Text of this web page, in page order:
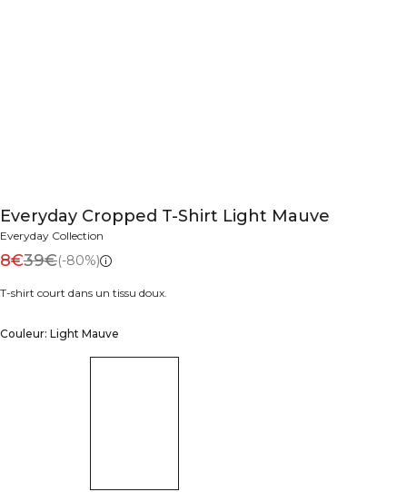
Everyday Cropped T-Shirt Light Mauve
Everyday Collection
8€39€(-80%)
T-shirt court dans un tissu doux.
Couleur: Light Mauve